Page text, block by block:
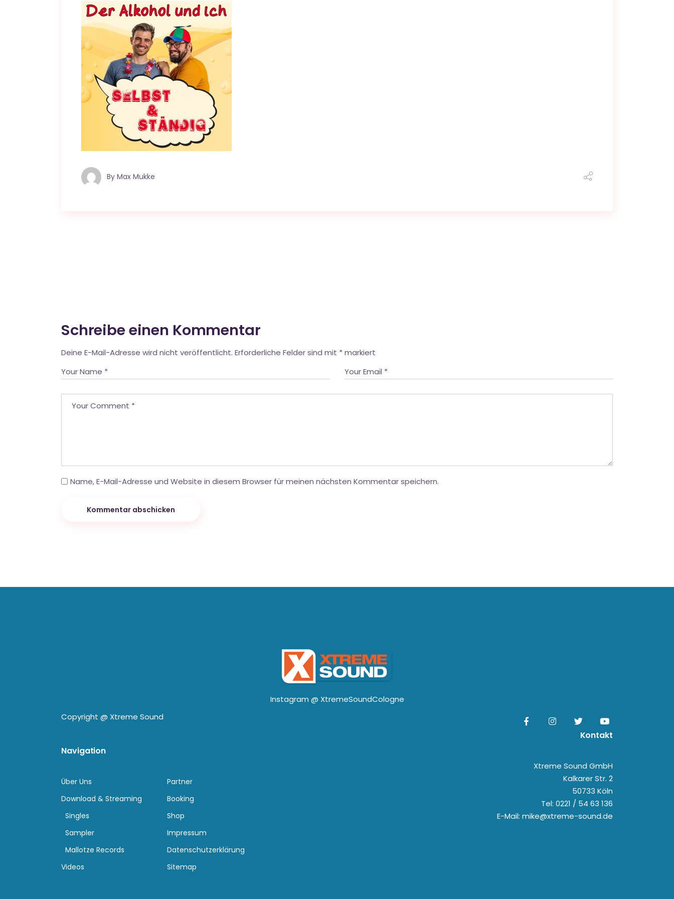
By Max Mukke
Schreibe einen Kommentar
Deine E-Mail-Adresse wird nicht veröffentlicht. Erforderliche Felder sind mit * markiert
Name, E-Mail-Adresse und Website in diesem Browser für meinen nächsten Kommentar speichern.
Kommentar abschicken
Instagram @ XtremeSoundCologne
Copyright @ Xtreme Sound
Navigation
Über Uns
Download & Streaming
Singles
Sampler
Mallotze Records
Videos
Partner
Booking
Shop
Impressum
Datenschutzerklärung
Sitemap
Kontakt
Xtreme Sound GmbH
Kalkarer Str. 2
50733 Köln
Tel: 0221 / 54 63 136
E-Mail: mike@xtreme-sound.de